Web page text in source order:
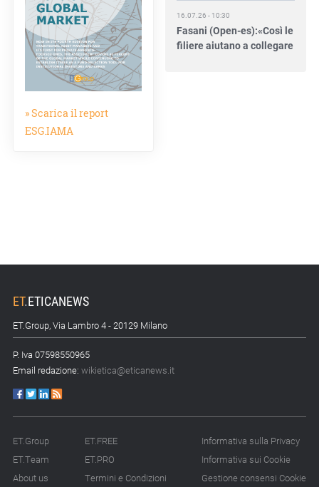
» Scarica il report
ESG.IAMA
Fasani (Open-es):«Così le
filiere aiutano a collegare
competitività e
Direttiva Empowering:
Gramegna (ERG):
Tornano le Settimane
appuntamenti
14.07.26 - 10:00
ET.ETICANEWS
ET.Group, Via Lambro 4 - 20129 Milano
P. Iva 07598550965
Email redazione: wikietica@eticanews.it
ET.Group
ET.Team
About us
ET.FREE
ET.PRO
Termini e Condizioni
Informativa sulla Privacy
Informativa sui Cookie
Gestione consensi Cookie